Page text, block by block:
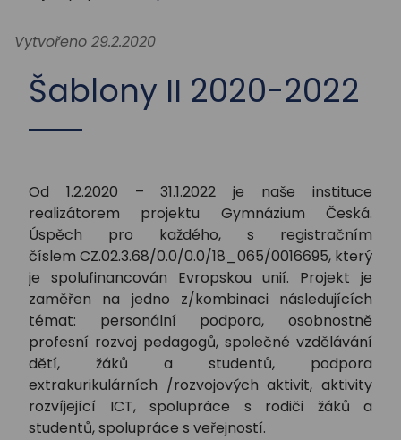
Vytvořeno 29.2.2020
Šablony II 2020-2022
Od 1.2.2020 – 31.1.2022 je naše instituce
realizátorem projektu Gymnázium Česká.
Úspěch pro každého, s registračním
číslem CZ.02.3.68/0.0/0.0/18_065/0016695, který
je spolufinancován Evropskou unií. Projekt je
zaměřen na jedno z/kombinaci následujících
témat: personální podpora, osobnostně
profesní rozvoj pedagogů, společné vzdělávání
dětí, žáků a studentů, podpora
extrakurikulárních /rozvojových aktivit, aktivity
rozvíjející ICT, spolupráce s rodiči žáků a
studentů, spolupráce s veřejností.